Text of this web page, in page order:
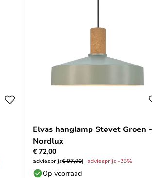
Elvas hanglamp Støvet Groen -
Nordlux
€ 72,00
adviesprijs€ 97,00 adviesprijs -25%
Op voorraad